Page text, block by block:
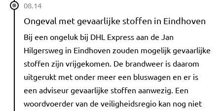
08.14
Ongeval met gevaarlijke stoffen in Eindhoven
Bij een ongeluk bij DHL Express aan de Jan
Hilgersweg in Eindhoven zouden mogelijk gevaarlijke
stoffen zijn vrijgekomen. De brandweer is daarom
uitgerukt met onder meer een bluswagen en er is
een adviseur gevaarlijke stoffen aanwezig. Een
woordvoerder van de veiligheidsregio kan nog niet